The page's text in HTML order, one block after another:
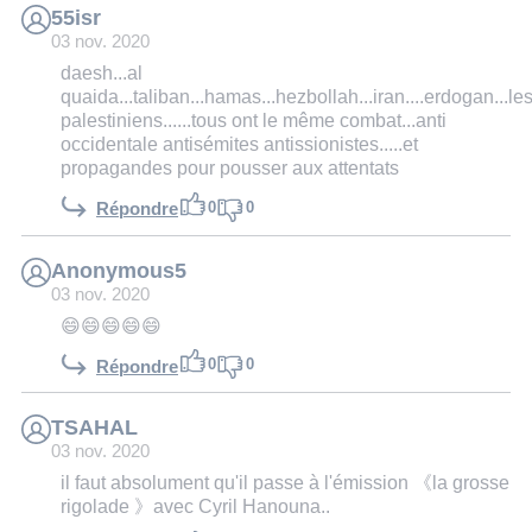
55isr
03 nov. 2020
daesh...al
quaida...taliban...hamas...hezbollah...iran....erdogan...les
palestiniens......tous ont le même combat...anti
occidentale antisémites antissionistes.....et
propagandes pour pousser aux attentats
Répondre 0 0
Anonymous5
03 nov. 2020
😄😄😄😄😄
Répondre 0 0
TSAHAL
03 nov. 2020
il faut absolument qu'il passe à l'émission 《la grosse
rigolade 》avec Cyril Hanouna..